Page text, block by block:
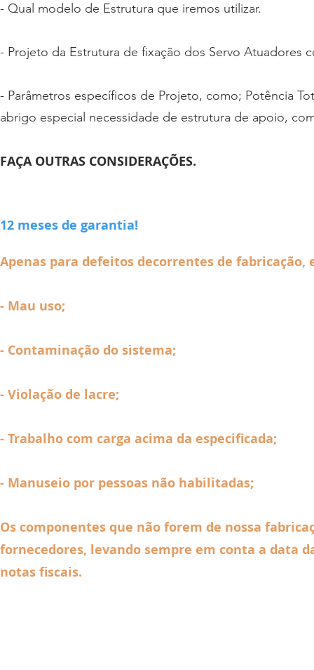
- Qual modelo de Estrutura que iremos utilizar.
- Projeto da Estrutura de fixação dos Servo Atuadores
- Parâmetros específicos de Projeto, como; Potência
abrigo especial necessidade de estrutura de apoio,
FAÇA OUTRAS CONSIDERAÇÕES.
12 meses de garantia!
Apenas para defeitos decorrentes de fabricação,
- Mau uso;
- Contaminação do sistema;
- Violação de lacre;
- Trabalho com carga acima da especificada;
- Manuseio por pessoas não habilitadas;
Os componentes que não forem de nossa
fornecedores, levando sempre em conta a data
notas fiscais.